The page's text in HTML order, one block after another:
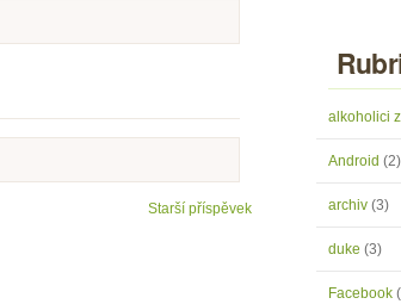
Starší příspěvek
alkoholici
Android (2)
archiv (3)
duke (3)
Facebook